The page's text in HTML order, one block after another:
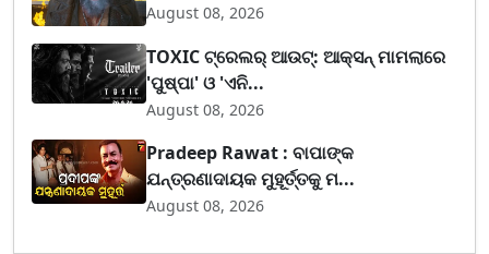
August 08, 2026
TOXIC ଟ୍ରେଲର୍ ଆଉଟ୍: ଆକ୍ସନ୍ ମାମଲାରେ
'ପୁଷ୍ପା' ଓ 'ଏନି...
August 08, 2026
Pradeep Rawat : ବାପାଙ୍କ
ଯନ୍ତ୍ରଣାଦାୟକ ମୁହୂର୍ତ୍ତକୁ ମ...
August 08, 2026